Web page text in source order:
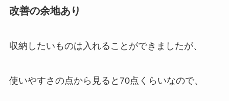
改善の余地あり
収納したいものは入れることができましたが、
使いやすさの点から見ると70点くらいなので、